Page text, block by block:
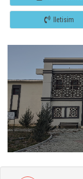
Iletisim